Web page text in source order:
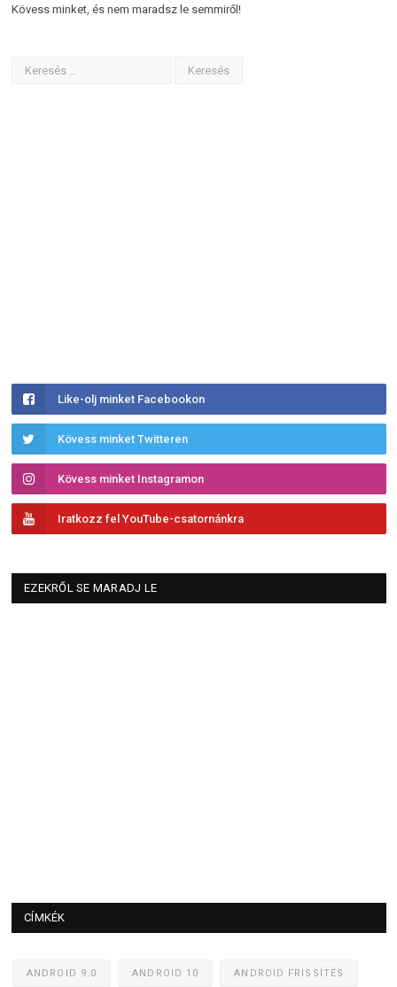
Kövess minket, és nem maradsz le semmiről!
Like-olj minket Facebookon
Kövess minket Twitteren
Kövess minket Instagramon
Iratkozz fel YouTube-csatornánkra
EZEKRŐL SE MARADJ LE
CÍMKÉK
ANDROID 9.0 ANDROID 10 ANDROID FRISSÍTÉS